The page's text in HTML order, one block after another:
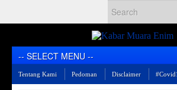
Tentang Kami Pedoman Disclaimer